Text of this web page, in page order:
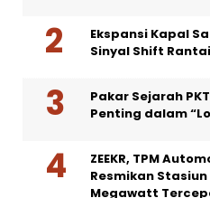
Ekspansi Kapal
Sinyal Shift
Pakar Sejarah
Penting dalam
ZEEKR, TPM
Resmikan
Megawatt